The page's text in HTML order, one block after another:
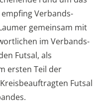
Verbands-
gemeinsam mit
im Verbands-
Futsal, als
ersten Teil der
Futsal